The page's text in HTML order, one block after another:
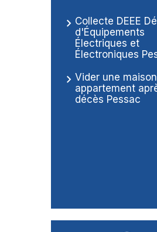
Collecte DEEE
d'Équipements
Électriques et
Électroniques
Vider une
appartement
décès Pessac